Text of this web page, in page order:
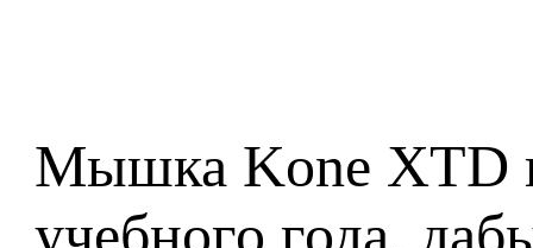
Мышка Kone XTD
учебного года,